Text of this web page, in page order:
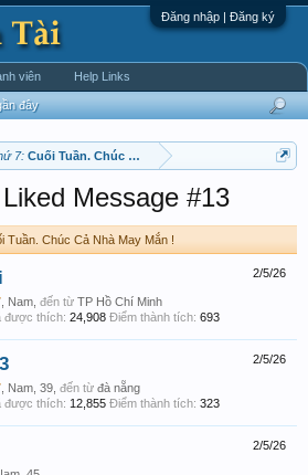
Đăng nhập | Đăng ký
7: Cuối Tuần. Chúc Cả Nhà May Mắn !
Message #13
Tuần. Chúc Cả Nhà May Mắn !
2/5/26
, Nam, đến từ TP Hồ Chí Minh
được thích: 24,908 Điểm thành tích: 693
2/5/26
, Nam, 39, đến từ đà nẵng
được thích: 12,855 Điểm thành tích: 323
2/5/26
đây
viên Help Links